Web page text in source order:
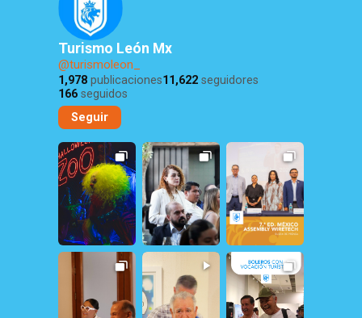
Turismo León Mx
@turismoleon_
1,978 publicaciones11,622 seguidores
166 seguidos
Seguir
150 1 17 0